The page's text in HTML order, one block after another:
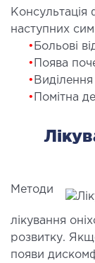
хірургія
епіляція
Консультація
наступних
• Больові
•
Поява
•
•
Помітна
Методи
лікування
розвитку.
появи